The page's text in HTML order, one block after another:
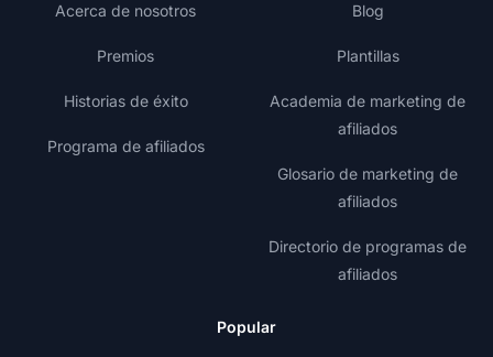
Acerca de nosotros
Premios
Historias de éxito
Programa de afiliados
Blog
Plantillas
Academia de marketing de
afiliados
Glosario de marketing de
afiliados
Directorio de programas de
afiliados
Popular